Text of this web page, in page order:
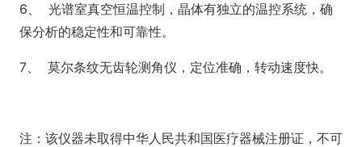
6、 光谱室真空恒温控制，晶体有独立的温控系统，确
保分析的稳定性和可靠性。
7、 莫尔条纹无齿轮测角仪，定位准确，转动速度快。
注：该仪器未取得中华人民共和国医疗器械注册证，不可